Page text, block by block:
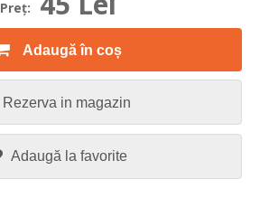
Preţ:
Adaugă în coș
Rezerva in magazin
Adaugă la favorite